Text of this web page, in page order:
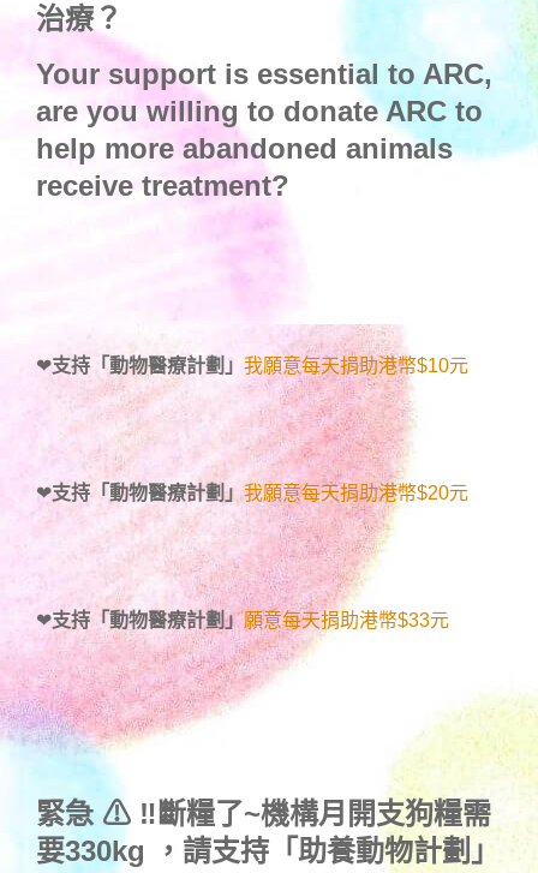
治療？
Your support is essential to ARC,
are you willing to donate ARC to
help more abandoned animals
receive treatment?
❤支持「動物醫療計劃」 我願意每天捐助港幣$10元
❤支持「動物醫療計劃」我願意每天捐助港幣$20元
❤支持「動物醫療計劃」願意每天捐助港幣$33元
緊急 ⚠ ‼斷糧了~機構月開支狗糧需
要330kg ， 請支持「助養動物計劃」